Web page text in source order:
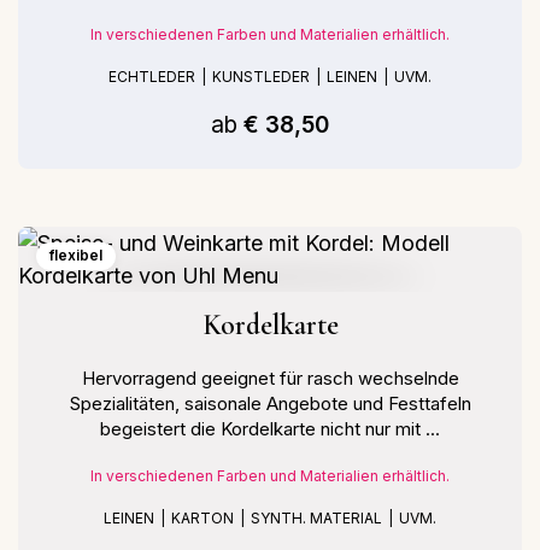
In verschiedenen Farben und Materialien erhältlich.
ECHTLEDER KUNSTLEDER LEINEN UVM.
ab € 38,50
flexibel
Kordelkarte
Hervorragend geeignet für rasch wechselnde
Spezialitäten, saisonale Angebote und Festtafeln
begeistert die Kordelkarte nicht nur mit ...
In verschiedenen Farben und Materialien erhältlich.
LEINEN KARTON SYNTH. MATERIAL UVM.